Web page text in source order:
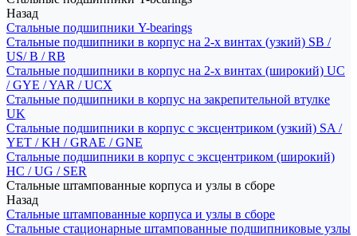
Назад
Стальные подшипники Y-bearings
Стальные подшипники в корпус на 2-х винтах (узкий) SB /
US/ B / RB
Стальные подшипники в корпус на 2-х винтах (широкий) UC
/ GYE / YAR / UCX
Стальные подшипники в корпус на закрепительной втулке
UK
Стальные подшипники в корпус с эксцентриком (узкий) SA /
YET / KH / GRAE / GNE
Стальные подшипники в корпус с эксцентриком (широкий)
HC / UG / SER
Стальные штампованные корпуса и узлы в сборе
Назад
Стальные штампованные корпуса и узлы в сборе
Стальные стационарные штампованные подшипниковые узлы